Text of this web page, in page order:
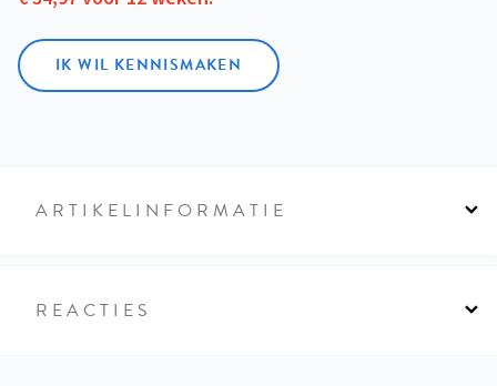
IK WIL KENNISMAKEN
ARTIKELINFORMATIE
REACTIES